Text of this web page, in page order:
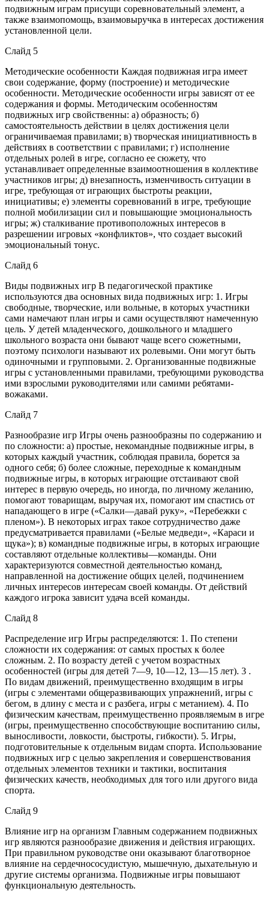
подвижным играм присущи соревновательный элемент, а
также взаимопомощь, взаимовыручка в интересах достижения
установленной цели.
Слайд 5
Методические особенности Каждая подвижная игра имеет
свои содержание, форму (построение) и методические
особенности. Методические особенности игры зависят от ее
содержания и формы. Методическим особенностям
подвижных игр свойственны: а) образность; б)
самостоятельность действии в целях достижения цели
ограничиваемая правилами; в) творческая инициативность в
действиях в соответствии с правилами; г) исполнение
отдельных ролей в игре, согласно ее сюжету, что
устанавливает определенные взаимоотношения в коллективе
участников игры; д) внезапность, изменчивость ситуации в
игре, требующая от играющих быстроты реакции,
инициативы; е) элементы соревнований в игре, требующие
полной мобилизации сил и повышающие эмоциональность
игры; ж) сталкивание противоположных интересов в
разрешении игровых «конфликтов», что создает высокий
эмоциональный тонус.
Слайд 6
Виды подвижных игр В педагогической практике
используются два основных вида подвижных игр: 1. Игры
свободные, творческие, или вольные, в которых участники
сами намечают план игры и сами осуществляют намеченную
цель. У детей младенческого, дошкольного и младшего
школьного возраста они бывают чаще всего сюжетными,
поэтому психологи называют их ролевыми. Они могут быть
одиночными и групповыми. 2. Организованные подвижные
игры с установленными правилами, требующими руководства
ими взрослыми руководителями или самими ребятами-
вожаками.
Слайд 7
Разнообразие игр Игры очень разнообразны по содержанию и
по сложности: а) простые, некомандные подвижные игры, в
которых каждый участник, соблюдая правила, борется за
одного себя; б) более сложные, переходные к командным
подвижные игры, в которых играющие отстаивают свой
интерес в первую очередь, но иногда, по личному желанию,
помогают товарищам, выручая их, помогают им спастись от
нападающего в игре («Салки—давай руку», «Перебежки с
пленом»). В некоторых играх такое сотрудничество даже
предусматривается правилами («Белые медведи», «Караси и
щука»); в) командные подвижные игры, в которых играющие
составляют отдельные коллективы—команды. Они
характеризуются совместной деятельностью команд,
направленной на достижение общих целей, подчинением
личных интересов интересам своей команды. От действий
каждого игрока зависит удача всей команды.
Слайд 8
Распределение игр Игры распределяются: 1. По степени
сложности их содержания: от самых простых к более
сложным. 2. По возрасту детей с учетом возрастных
особенностей (игры для детей 7—9, 10—12, 13—15 лет). 3 .
По видам движений, преимущественно входящим в игры
(игры с элементами общеразвивающих упражнений, игры с
бегом, в длину с места и с разбега, игры с метанием). 4. По
физическим качествам, преимущественно проявляемым в игре
(игры, преимущественно способствующие воспитанию силы,
выносливости, ловкости, быстроты, гибкости). 5. Игры,
подготовительные к отдельным видам спорта. Использование
подвижных игр с целью закрепления и совершенствования
отдельных элементов техники и тактики, воспитания
физических качеств, необходимых для того или другого вида
спорта.
Слайд 9
Влияние игр на организм Главным содержанием подвижных
игр являются разнообразие движения и действия играющих.
При правильном руководстве они оказывают благотворное
влияние на сердечнососудистую, мышечную, дыхательную и
другие системы организма. Подвижные игры повышают
функциональную деятельность.